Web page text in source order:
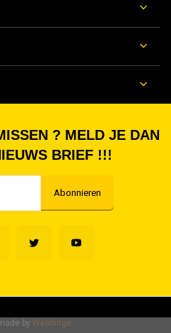
? MELD JE DAN
BRIEF !!!
Abonnieren
by Webdinge